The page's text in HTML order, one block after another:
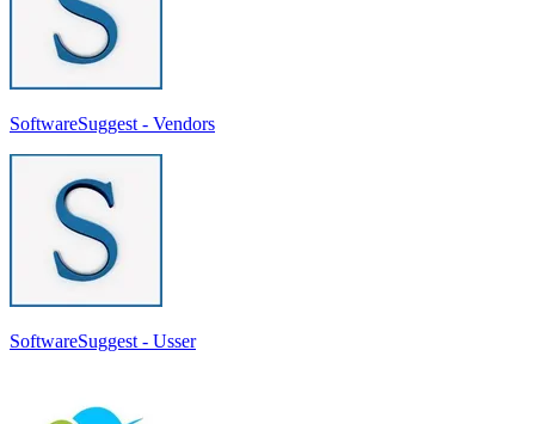
SoftwareSuggest - Vendors
SoftwareSuggest - Usser